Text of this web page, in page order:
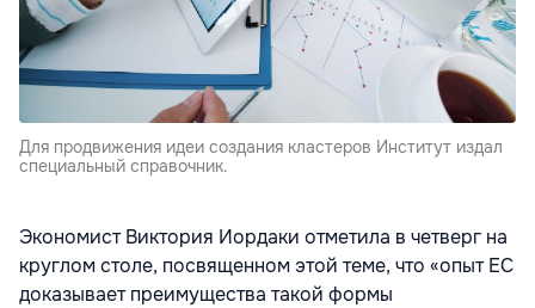
Для продвижения идеи создания кластеров Институт издал
специальный справочник.
Экономист Виктория Иордаки отметила в четверг на
круглом столе, посвященном этой теме, что «опыт ЕС
доказывает преимущества такой формы